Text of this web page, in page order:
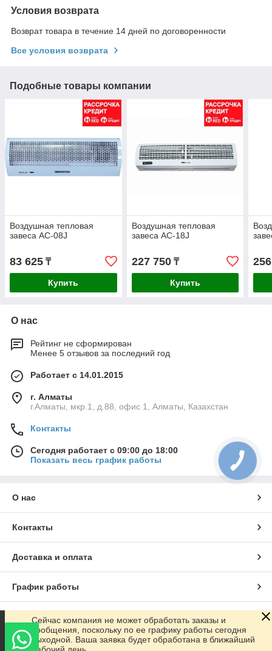
Условия возврата
Возврат товара в течение 14 дней по договоренности
Все условия возврата
Подобные товары компании
Воздушная тепловая
завеса AC-08J
83 625 ₸
Купить
Воздушная тепловая
завеса AC-18J
227 750₸
Купить
О нас
Рейтинг не сформирован
Менее 5 отзывов за последний год
Работает с 14.01.2015
г. Алматы
г.Алматы, мкр.1, д.88, офис 1, Алматы, Казахстан
Контакты
Сегодня работает с 09:00 до 18:00
Показать весь график работы
О нас
Контакты
Доставка и оплата
График работы
Полная версия сайта
Сайт создан на маркетплейсе Satu.kz
Сейчас компания не может обработать заказы и
сообщения, поскольку по ее графику работы сегодня
выходной. Ваша заявка будет обработана в ближайший